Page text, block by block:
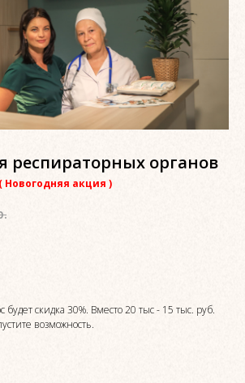
респираторных органов
( Новогодняя акция )
будет скидка 30%. Вместо 20 тыс - 15 тыс. руб.
возможность.